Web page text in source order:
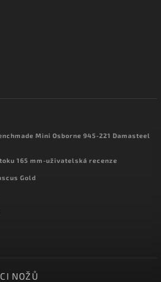
Mini Osborne 945-221 Damasteel
165 mm-uživatelská recenze
Gold
NOŽŮ